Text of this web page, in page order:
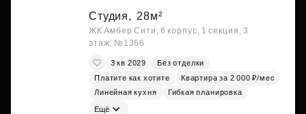
Студия, 28м²
ЖК Амбер Сити, 6 корпус, 1 секция, 3
этаж, №1366
3 кв 2029
Без отделки
Платите как хотите
Квартира за 2 000 ₽/мес
Линейная кухня
Гибкая планировка
Ещё